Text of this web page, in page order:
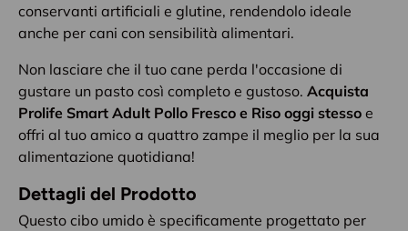
conservanti artificiali e glutine, rendendolo ideale
anche per cani con sensibilità alimentari.
Non lasciare che il tuo cane perda l'occasione di
gustare un pasto così completo e gustoso. Acquista
Prolife Smart Adult Pollo Fresco e Riso oggi stesso e
offri al tuo amico a quattro zampe il meglio per la sua
alimentazione quotidiana!
Dettagli del Prodotto
Questo cibo umido è specificamente progettato per